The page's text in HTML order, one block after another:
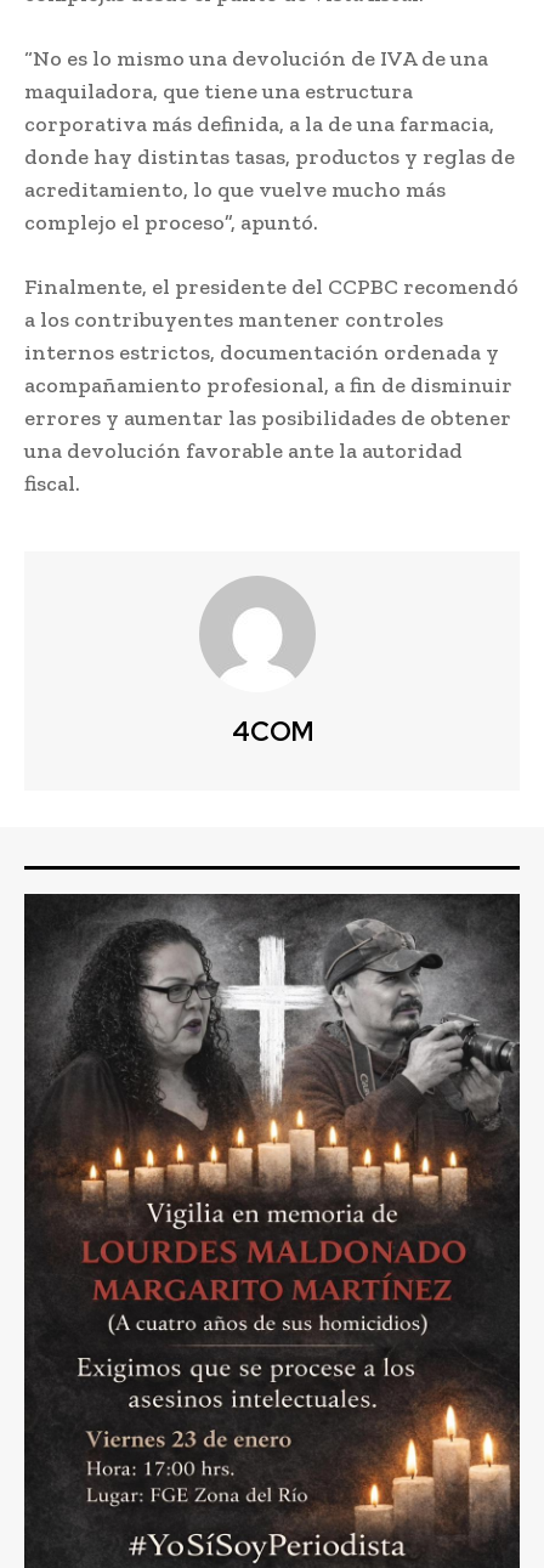
“No es lo mismo una devolución de IVA de una
maquiladora, que tiene una estructura
corporativa más definida, a la de una farmacia,
donde hay distintas tasas, productos y reglas de
acreditamiento, lo que vuelve mucho más
complejo el proceso”, apuntó.
Finalmente, el presidente del CCPBC recomendó
a los contribuyentes mantener controles
internos estrictos, documentación ordenada y
acompañamiento profesional, a fin de disminuir
errores y aumentar las posibilidades de obtener
una devolución favorable ante la autoridad
fiscal.
4COM